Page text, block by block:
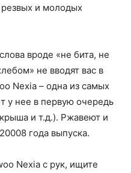
и молодых
вроде «не бита, не
не вводят вас в
Nexia – одна из самых
у нее в первую очередь
и т.д.). Ржавеют и
года выпуска.
Nexia с рук, ищите